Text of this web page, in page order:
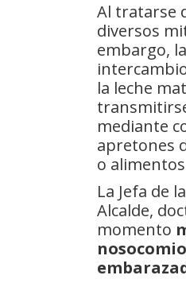
Al tratarse
diversos
embargo,
la leche
mediante
apretones
o
La Jefa de
Alcalde,
momento